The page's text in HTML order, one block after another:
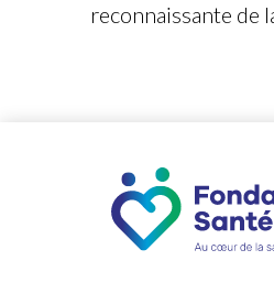
reconnaissante de